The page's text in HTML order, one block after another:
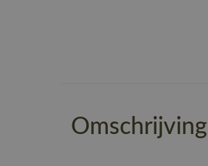
Omschrijving